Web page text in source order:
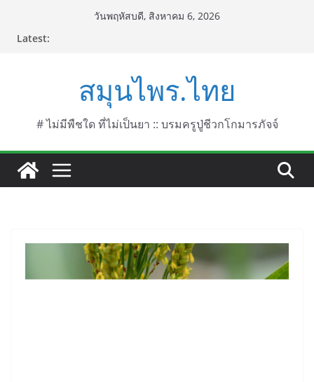
วันพฤหัสบดี, สิงหาคม 6, 2026
Latest:
สมุนไพร.ไทย
# ไม่มีพืชใด ที่ไม่เป็นยา :: บรมครูปู่ชีวกโกมารภัจจ์